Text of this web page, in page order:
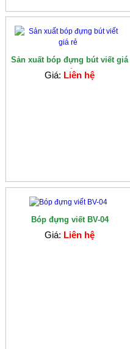
Sản xuất bóp đựng bút viết giá
rẻ
Giá: Liên hệ
Bóp đựng viết BV-04
Giá: Liên hệ